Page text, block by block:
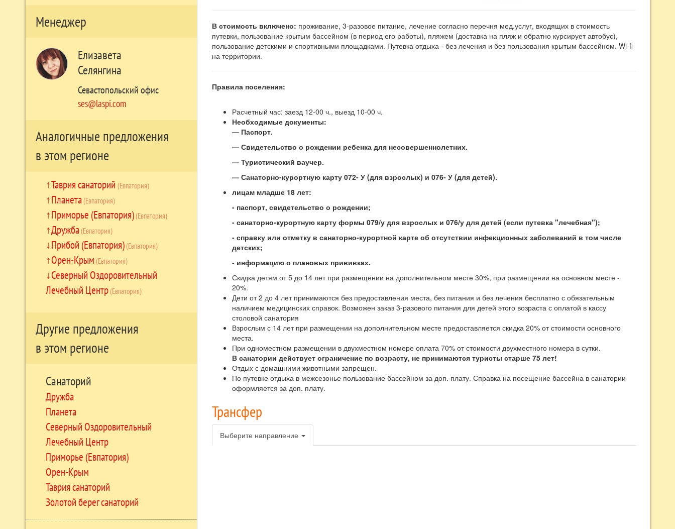
Менеджер
Елизавета
Селянгина
Севастопольский офис
ses@laspi.com
Аналогичные предложения
в этом регионе
Таврия санаторий (Евпатория)
Планета(Евпатория)
Приморье (Евпатория)(Евпатория)
Дружба(Евпатория)
Прибой (Евпатория)(Евпатория)
Орен-Крым (Евпатория)
Северный Оздоровительный
Лечебный Центр(Евпатория)
Другие предложения
в этом регионе
Санаторий
Дружба
Планета
Северный Оздоровительный
Лечебный Центр
Приморье (Евпатория)
Орен-Крым
Таврия санаторий
Золотой берег санаторий
В стоимость включено: проживание, 3-разовое питание, лечение согласно перечня мед.услуг, входящих в стоимость
путевки, пользование крытым бассейном (в период его работы), пляжем (доставка на пляж и обратно курсирует автобус),
пользование детскими и спортивными площадками. Путевка отдыха - без лечения и без пользования крытым бассейном. Wi-fi
на территории.
Правила поселения:
Расчетный час: заезд 12-00 ч., выезд 10-00 ч.
Необходимые документы:
— Паспорт.
— Свидетельство о рождении ребенка для несовершеннолетних.
— Туристический ваучер.
— Санаторно-курортную карту 072- У (для взрослых) и 076- У (для детей).
лицам младше 18 лет:
- паспорт, свидетельство о рождении;
- санаторно-курортную карту формы 079/у для взрослых и 076/у для детей (если путевка "лечебная");
- справку или отметку в санаторно-курортной карте об отсутствии инфекционных заболеваний в том числе
детских;
- информацию о плановых прививках.
Скидка детям от 5 до 14 лет при размещении на дополнительном месте 30%, при размещении на основном месте -
20%.
Дети от 2 до 4 лет принимаются без предоставления места, без питания и без лечения бесплатно с обязательным
наличием медицинских справок. Возможен заказ 3-разового питания для детей этого возраста с оплатой в кассу
столовой санатория
Взрослым с 14 лет при размещении на дополнительном месте предоставляется скидка 20% от стоимости основного
места.
При одноместном размещении в двухместном номере оплата 70% от стоимости двухместного номера в сутки.
В санатории действует ограничение по возрасту, не принимаются туристы старше 75 лет!
Отдых с домашними животными запрещен.
По путевке отдыха в межсезонье пользование бассейном за доп. плату. Справка на посещение бассейна в санатории
оформляется за доп. плату.
Трансфер
Выберите направление